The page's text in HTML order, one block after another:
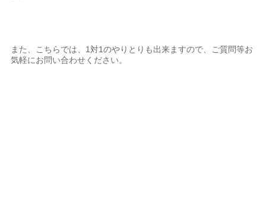
また、こちらでは、1対1のやりとりも出来ますので、ご質問等お
気軽にお問い合わせください。